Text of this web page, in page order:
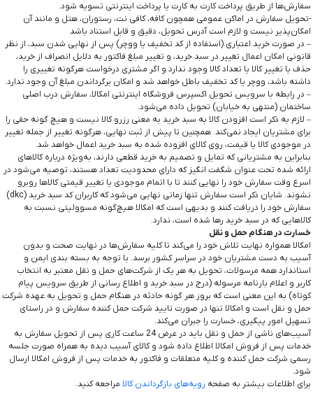
سفارش‌ها از طریق پرداخت کارت به کارت یا پرداخت اینترنتی تسویه شود.
-تحویل سفارش در اماکن عمومی همچون کافه، کافی نت، رستوران، هتل و مانند آن
امکان‌پذیر نیست و لازم است آدرس تحویل، دقیق و قابل استناد باشد
– در صورت خرید اعتباری (استفاده از کد تخفیف یا ووچر) پس از نهایی شدن سبد، از نظر
قانونی امکان اعمال تغییر در سبد خرید، و تغییر مبلغ فاکتور به دلایل انصراف از خرید،
حذف یا تغییر کالا یا تعداد کالا وجود ندارد و اگر مشتری درخواست هرگونه تغییری را
داشته باشد، ووچر یا کد تخفیف باطل خواهد شد و امکان برگرداندن مبلغ آن وجود ندارد.
– در رابطه با سرویس تحویل اکسپرس فروشگاه اینترنتی امکالا، سفارش درب اصلی
ساختمان (منتهی به خیابان) تحویل داده می‌شود.
– لازم به ذکر است افزودن کالا به سبد خرید به معنی رزرو کالا نیست و هیچ گونه حقی را
برای مشتریان ایجاد نمی‌کند. همچنین تا پیش از ثبت نهایی، هرگونه تغییر از جمله تغییر
در موجودی کالا یا قیمت، روی کالای افزوده شده به سبد خرید اعمال خواهد شد.
بنابراین به مشتریانی که تمایل و تصمیم به خرید قطعی دارند، به‌ویژه درباره کالاهای
ارائه شده تحت عنوان شگفت انگیز که دارای محدودیت تعداد هستند، توصیه می‌شود در
اسرع وقت سفارش خود را نهایی کنند تا با اتمام موجودی یا تغییر قیمتی کالاها روبرو
نشوند. شایان ذکر است سفارش تنها زمانی نهایی می‌شود که کاربران کد سبد خرید (dkc)
سفارش خود را دریافت کنند و بدیهی است که امکالا هیچ‌گونه مسوولیتی نسبت به
کالاهایی که در سبد خرید رها شده است، ندارد.
خسارت در هنگام حمل و نقل
امکالا همواره نهایت تلاش خود را می‏‌کند تا کلیه سفارش‏‌ها در نهایت صحت و بدون
آسیب به دست مشتریان خود در سراسر کشور برسد. با توجه به بسته بندی ایمن و
استاندارد همه مرسولات، تحویل به هر یک از شرکت‌‏های حمل و نقل معتبر به انتخاب
کاربر و اعلام بارنامه مرسوله (درج در سبد خرید و اطلاع رسانی از طریق سرویس پیام
کوتاه) به این معنی است که بروز هر گونه حادثه در هنگام حمل و تحویل به عهده شرکت
حمل و نقل است و امکالا تنها در صورت تایید شرکت حمل کننده سفارش و در راستای
تسهیل امور پیگیری، خسارت را جبران می‌‏کند.
آسیب‏‌های ناشی از حمل و نقل باید در عرض 24 ساعت کاری پس از تحویل سفارش به
خدمات پس از فروش امکالا اطلاع داده شود و کالای آسیب دیده به همراه صورت جلسه
رسمی شرکت حمل کننده و کلیه متعلقات و فاکتور به خدمات پس از فروش امکالا ارسال
شود.
برای اطلاعات بیشتر به صفحه رویه‌های بازگرداندن کالا مراجعه کنید.